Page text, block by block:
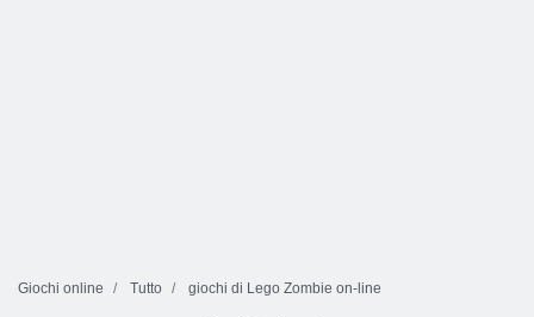
Giochi online Tutto giochi di Lego Zombie on-line